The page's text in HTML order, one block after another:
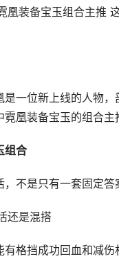
凰装备宝玉组合主推
一位新上线的人物
凰装备宝玉的组合主
组合
不是只有一套固定答
还是混搭
格挡成功回血和减